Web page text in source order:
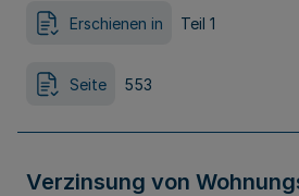
Erschienen in Teil 1
Seite 553
Verzinsung von